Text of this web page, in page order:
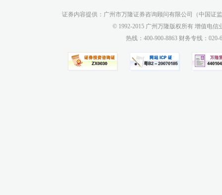
证券内容提供：广州市万隆证券咨询顾问有限公司（中国证
© 1992-2015 广州万隆版权所有 增值电信
热线：400-900-8863 财务专线：